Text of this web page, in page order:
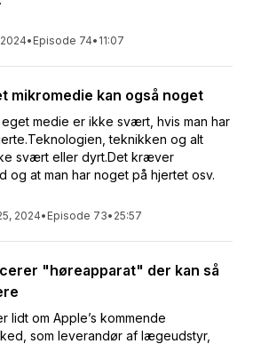
• Episode 74• 11:07
mikromedie kan også noget
eget medie er ikke svært, hvis man har
teknikken og alt
svært eller dyrt.Det kræver
og at man har noget på hjertet osv.
2024• Episode 73• 25:57
"høreapparat" der kan så
lidt om Apple’s kommende
som leverandør af lægeudstyr,